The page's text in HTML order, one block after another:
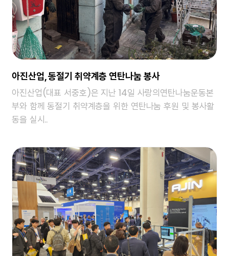
아진산업, 동절기 취약계층 연탄나눔 봉사
아진산업(대표 서중호)은 지난 14일 사랑의연탄나눔운동본
부와 함께 동절기 취약계층을 위한 연탄나눔 후원 및 봉사활
동을 실시..